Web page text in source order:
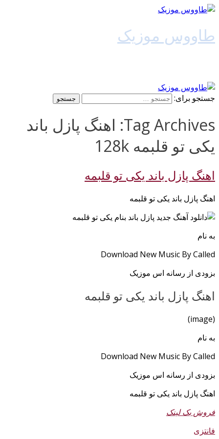
طاووس موزیک
جستجو برای:
Tag Archives: اهنگ پازل باند
یکی تو قلبمه 128k
اهنگ پازل باند یکی تو قلبمه
اهنگ پازل باند یکی تو قلبمه
به نام
Download New Music By Called
بزودی از رسانه اس موزیک
اهنگ پازل باند یکی تو قلبمه
(image)
به نام
Download New Music By Called
بزودی از رسانه اس موزیک
اهنگ پازل باند یکی تو قلبمه
فروش بک لینک
فانتزی